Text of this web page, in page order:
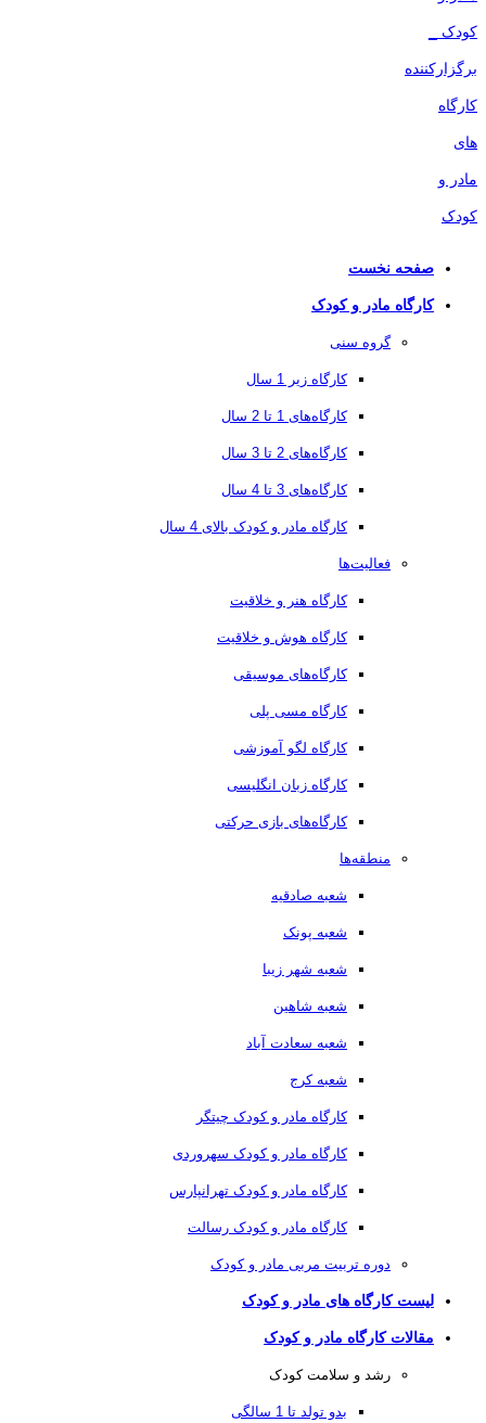
صفحه نخست
کارگاه مادر و کودک
گروه سنی
کارگاه زیر 1 سال
کارگاه‌های 1 تا 2 سال
کارگاه‌های 2 تا 3 سال
کارگاه‌های 3 تا 4 سال
کارگاه مادر و کودک بالای 4 سال
فعالیت‌ها
کارگاه هنر و خلاقیت
کارگاه هوش و خلاقیت
کارگاه‌های موسیقی
کارگاه مسی پلی
کارگاه لگو آموزشی
کارگاه زبان انگلیسی
کارگاه‌های بازی حرکتی
منطقه‌ها
شعبه صادقیه
شعبه پونک
شعبه شهر زیبا
شعبه شاهین
شعبه سعادت آباد
شعبه کرج
کارگاه مادر و کودک چیتگر
کارگاه مادر و کودک سهروردی
کارگاه مادر و کودک تهرانپارس
کارگاه مادر و کودک رسالت
دوره تربیت مربی مادر و کودک
لیست کارگاه های مادر و کودک
مقالات کارگاه مادر و کودک
رشد و سلامت کودک
بدو تولد تا 1 سالگی